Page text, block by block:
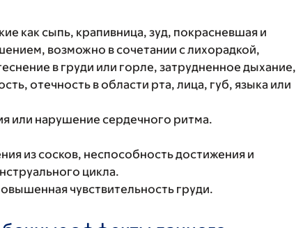
как сыпь, крапивница, зуд, покрасневшая и
возможно в сочетании с лихорадкой,
в груди или горле, затрудненное дыхание,
отечность в области рта, лица, губ, языка или
или нарушение сердечного ритма.
из сосков, неспособность достижения и
цикла.
чувствительность груди.